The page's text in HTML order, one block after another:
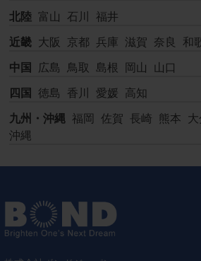
北陸 富山 石川 福井
近畿 大阪 京都 兵庫 滋賀 奈良 和
中国 広島 鳥取 島根 岡山 山口
四国 徳島 香川 愛媛 高知
九州・沖縄 福岡 佐賀 長崎 熊本
沖縄